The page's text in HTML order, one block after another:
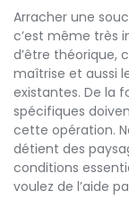
Arracher une
c’est même très
d’être théorique,
maîtrise et aussi
existantes. De la
spécifiques
cette opération.
détient des
conditions
voulez de l’aide